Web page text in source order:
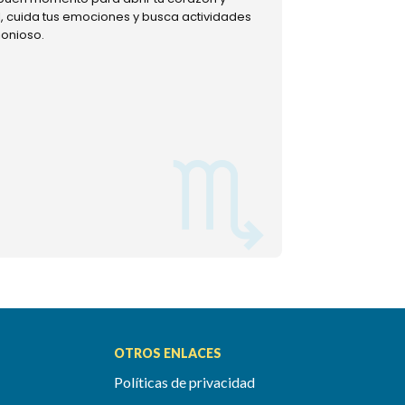
cuida tus emociones y busca actividades
OTROS ENLACES
Políticas de privacidad